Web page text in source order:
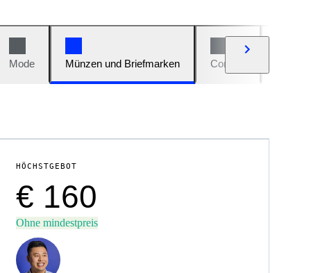
Mode Münzen und Briefmarken Comics
HÖCHSTGEBOT
€ 160
Ohne mindestpreis